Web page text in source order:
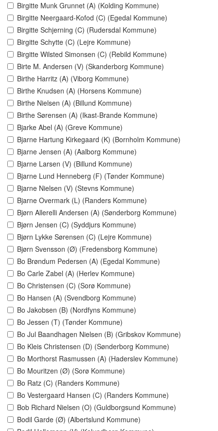
Birgitte Munk Grunnet (A) (Kolding Kommune)
Birgitte Neergaard-Kofod (C) (Egedal Kommune)
Birgitte Schjerning (C) (Rudersdal Kommune)
Birgitte Schytte (C) (Lejre Kommune)
Birgitte Wilsted Simonsen (C) (Rebild Kommune)
Birte M. Andersen (V) (Skanderborg Kommune)
Birthe Harritz (A) (Viborg Kommune)
Birthe Knudsen (A) (Horsens Kommune)
Birthe Nielsen (A) (Billund Kommune)
Birthe Sørensen (A) (Ikast-Brande Kommune)
Bjarke Abel (A) (Greve Kommune)
Bjarne Hartung Kirkegaard (K) (Bornholm Kommune)
Bjarne Jensen (A) (Aalborg Kommune)
Bjarne Larsen (V) (Billund Kommune)
Bjarne Lund Henneberg (F) (Tønder Kommune)
Bjarne Nielsen (V) (Stevns Kommune)
Bjarne Overmark (L) (Randers Kommune)
Bjørn Allerelli Andersen (A) (Sønderborg Kommune)
Bjørn Jensen (C) (Syddjurs Kommune)
Bjørn Lykke Sørensen (C) (Lejre Kommune)
Bjørn Svensson (Ø) (Fredensborg Kommune)
Bo Brøndum Pedersen (A) (Egedal Kommune)
Bo Carle Zabel (A) (Herlev Kommune)
Bo Christensen (C) (Sorø Kommune)
Bo Hansen (A) (Svendborg Kommune)
Bo Jakobsen (B) (Nordfyns Kommune)
Bo Jessen (T) (Tønder Kommune)
Bo Jul Baandhagen Nielsen (B) (Gribskov Kommune)
Bo Kleis Christensen (D) (Sønderborg Kommune)
Bo Morthorst Rasmussen (A) (Haderslev Kommune)
Bo Mouritzen (Ø) (Sorø Kommune)
Bo Ratz (C) (Randers Kommune)
Bo Vestergaard Hansen (C) (Randers Kommune)
Bob Richard Nielsen (O) (Guldborgsund Kommune)
Bodil Garde (Ø) (Albertslund Kommune)